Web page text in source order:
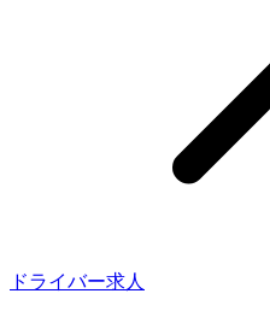
ドライバー求人